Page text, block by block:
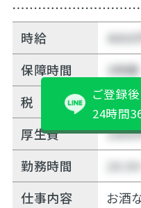
時給
4000円
保障時間
3時間
税
10%
厚生費
1000
勤務時間
仕事内容
お酒
ご登録
24時間